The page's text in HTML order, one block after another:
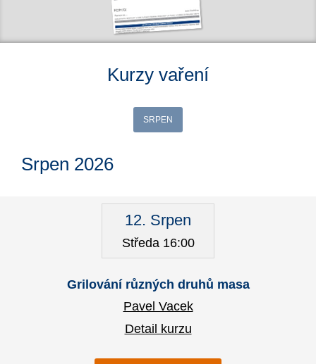
Kurzy vaření
SRPEN
Srpen 2026
12. Srpen
Středa 16:00
Grilování různých druhů masa
Pavel Vacek
Detail kurzu